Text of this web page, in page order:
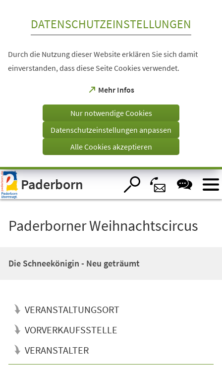
Visuelle
Assistenzsoftware
öffnen.
DATENSCHUTZEINSTELLUNGEN
Durch die Nutzung dieser Website erklären Sie sich damit
einverstanden, dass diese Seite Cookies verwendet.
Mehr Infos
(Öffnet
einem
Tab)
Nur notwendige Cookies
Datenschutzeinstellungen anpassen
Alle Cookies akzeptieren
Paderborn
Paderborner Weihnachtscircus
Die Schneekönigin - Neu geträumt
VERANSTALTUNGSORT
VORVERKAUFSSTELLE
VERANSTALTER